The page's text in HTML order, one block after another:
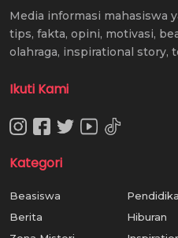
Media informasi mahasiswa
tips, fakta, opini, motivasi,
olahraga, inspirational story,
Ikuti Kami
Kategori
Beasiswa
Berita
Hiburan